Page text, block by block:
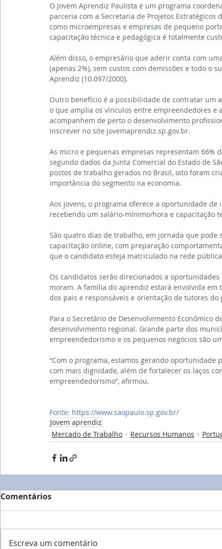
O Jovem Aprendiz Paulista é um programa
parceria com a Secretaria de Projetos
como microempresas e empresas de pequeno
capacitação técnica e pedagógica é totalmente
Além disso, o empresário que aderir conta com
(apenas 2%), sem custos com demissões e todo o
Aprendiz (10.097/2000).
Outro benefício é a possibilidade de contratar
o que amplia os vínculos entre empreendedores
acompanhem de perto o desenvolvimento
inscrever no site jovemaprendiz.sp.gov.br.
As micro e pequenas empresas representam
segundo dados da Junta Comercial do Estado de
postos de trabalho gerados no Brasil, oito foram
importância do segmento na economia.
Aos jovens, o programa oferece a oportunidade
recebendo um salário-mínimo/hora e capacitação
São quatro dias de trabalho, em jornada que
capacitação online, com preparação
que o candidato esteja matriculado na rede
Os candidatos serão direcionados a
moram. A família do aprendiz estará envolvida
dos pais e responsáveis e orientação de tutores do
Para o Secretário de Desenvolvimento Econômico
desenvolvimento regional. Grande parte dos
empreendedorismo e os pequenos negócios são
“Com o programa, estamos gerando
com mais dignidade, além de fortalecer os laços
empreendedorismo”, afirmou.
Fonte: https://www.saopaulo.sp.gov.br/
Jovem aprendiz
Mercado de Trabalho
Recursos Humanos
Comentários
Escreva um comentário